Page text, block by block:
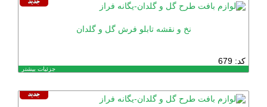
نخ و نقشه تابلو فرش گل و گلدان
کد: 679
جزئیات بیشتر